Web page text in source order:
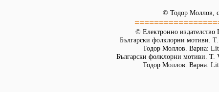
© Тодор Моллов,
© Електронно издателство
Български фолклорни мотиви.
Тодор Моллов. Варна:
Български фолклорни мотиви. Т.
Тодор Моллов. Варна: